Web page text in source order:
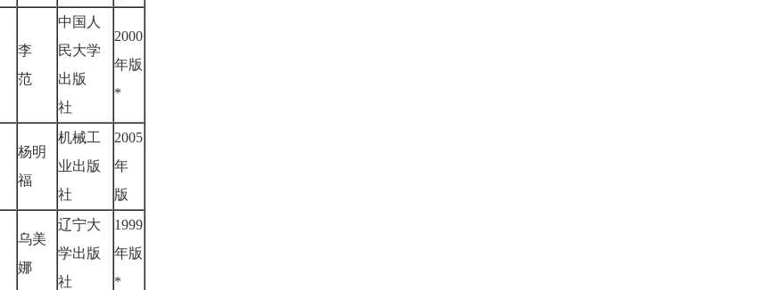
李
范
中国人
民大学
出版
社
2000
年版
*
杨明
福
机械工
业出版
社
2005
年
版
乌美
娜
辽宁大
学出版
社
1999
年版
*